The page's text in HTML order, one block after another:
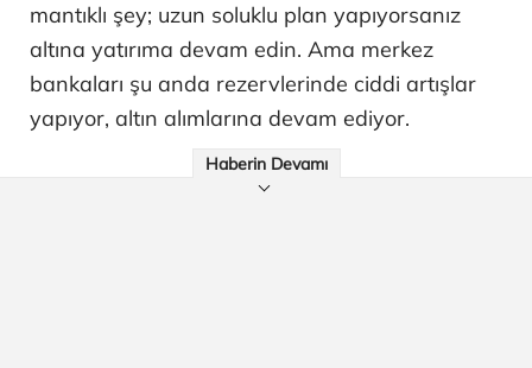
mantıklı şey; uzun soluklu plan yapıyorsanız
altına yatırıma devam edin. Ama merkez
bankaları şu anda rezervlerinde ciddi artışlar
yapıyor, altın alımlarına devam ediyor.
Haberin Devamı